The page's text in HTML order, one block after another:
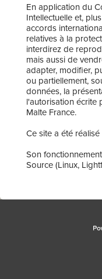
En application du
Intellectuelle et,
accords
relatives à la
interdirez de
mais aussi de
adapter, modifier,
ou partiellement,
données, la
l'autorisation écrite
Malte France.
Ce site a été
Son
Source (Linux,